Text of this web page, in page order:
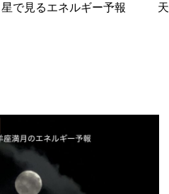
星で見るエネルギー予報